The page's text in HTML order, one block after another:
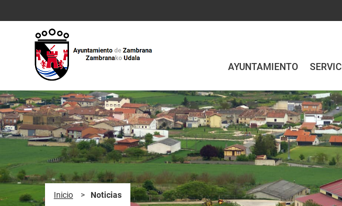
AYUNTAMIENTO
Inicio > Noticias